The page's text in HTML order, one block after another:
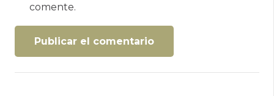
comente.
Publicar el comentario